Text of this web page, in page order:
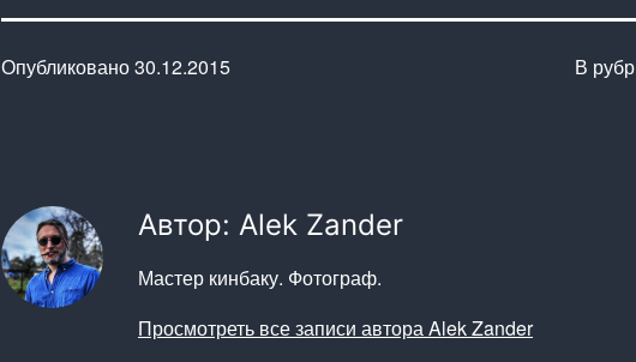
Опубликовано30.12.2015 В
Автор: Alek Zander
Мастер кинбаку. Фотограф.
Просмотреть все записи автора Alek Zander